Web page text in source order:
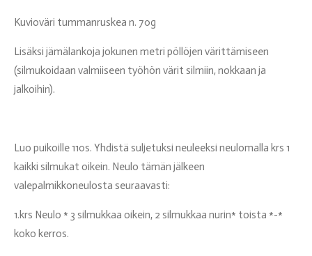
Kuvioväri tummanruskea n. 70g
Lisäksi jämälankoja jokunen metri pöllöjen värittämiseen
(silmukoidaan valmiiseen työhön värit silmiin, nokkaan ja
jalkoihin).
Luo puikoille 110s. Yhdistä suljetuksi neuleeksi neulomalla krs 1
kaikki silmukat oikein. Neulo tämän jälkeen
valepalmikkoneulosta seuraavasti:
1.krs Neulo * 3 silmukkaa oikein, 2 silmukkaa nurin* toista *-*
koko kerros.